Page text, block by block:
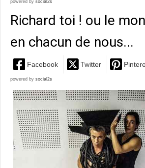
powered by social2s
Richard toi ! ou le
en chacun de nous...
Facebook Twitter
powered by social2s